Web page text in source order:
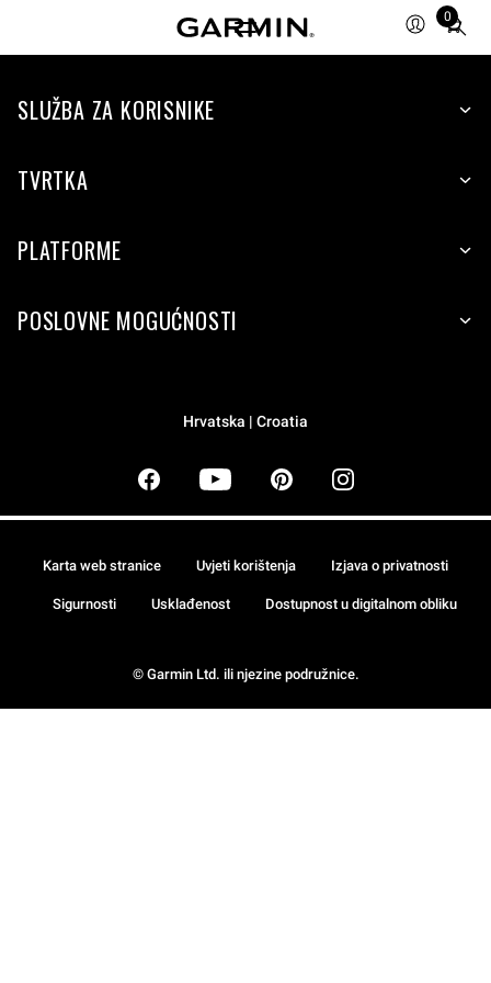
0
Total
items
cart:
SLUŽBA ZA KORISNIKE
TVRTKA
PLATFORME
POSLOVNE MOGUĆNOSTI
Hrvatska | Croatia
© Garmin Ltd. ili njezine podružnice.
Karta web stranice Uvjeti korištenja Izjava o privatnosti
Sigurnosti Usklađenost Dostupnost u digitalnom obliku